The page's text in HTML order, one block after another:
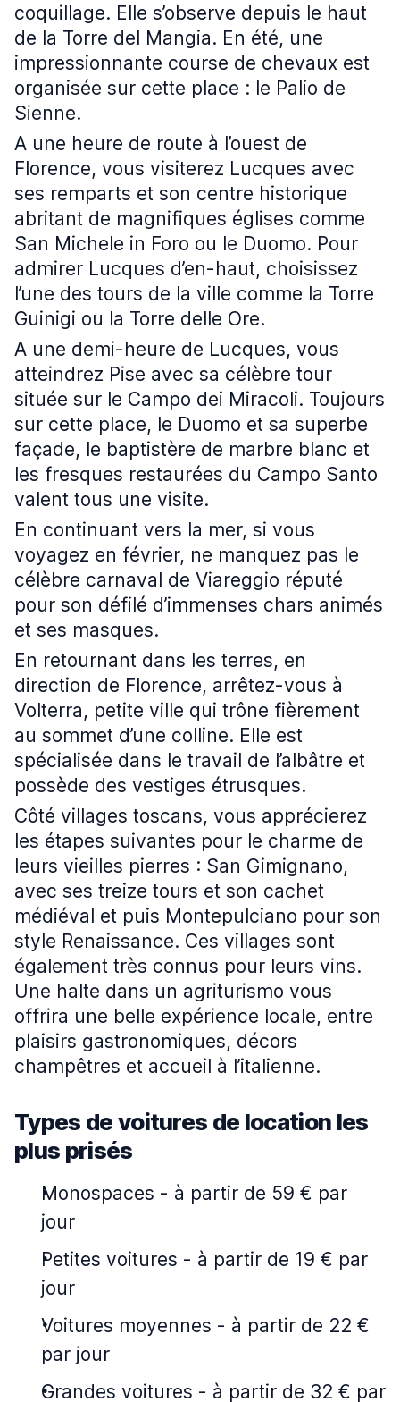
coquillage. Elle s’observe depuis le haut
de la Torre del Mangia. En été, une
impressionnante course de chevaux est
organisée sur cette place : le Palio de
Sienne.
A une heure de route à l’ouest de
Florence, vous visiterez Lucques avec
ses remparts et son centre historique
abritant de magnifiques églises comme
San Michele in Foro ou le Duomo. Pour
admirer Lucques d’en-haut, choisissez
l’une des tours de la ville comme la Torre
Guinigi ou la Torre delle Ore.
A une demi-heure de Lucques, vous
atteindrez Pise avec sa célèbre tour
située sur le Campo dei Miracoli. Toujours
sur cette place, le Duomo et sa superbe
façade, le baptistère de marbre blanc et
les fresques restaurées du Campo Santo
valent tous une visite.
En continuant vers la mer, si vous
voyagez en février, ne manquez pas le
célèbre carnaval de Viareggio réputé
pour son défilé d’immenses chars animés
et ses masques.
En retournant dans les terres, en
direction de Florence, arrêtez-vous à
Volterra, petite ville qui trône fièrement
au sommet d’une colline. Elle est
spécialisée dans le travail de l’albâtre et
possède des vestiges étrusques.
Côté villages toscans, vous apprécierez
les étapes suivantes pour le charme de
leurs vieilles pierres : San Gimignano,
avec ses treize tours et son cachet
médiéval et puis Montepulciano pour son
style Renaissance. Ces villages sont
également très connus pour leurs vins.
Une halte dans un agriturismo vous
offrira une belle expérience locale, entre
plaisirs gastronomiques, décors
champêtres et accueil à l’italienne.
Types de voitures de location les
plus prisés
Monospaces - à partir de 59 € par
jour
Petites voitures - à partir de 19 € par
jour
Voitures moyennes - à partir de 22 €
par jour
Grandes voitures - à partir de 32 € par